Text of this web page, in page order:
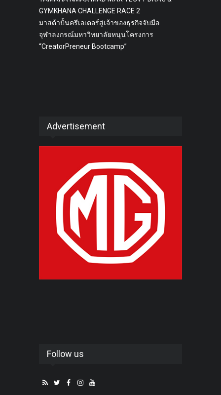
GYMKHANA CHALLENGE RACE 2
มาสด้าปั้นครีเอเตอร์สู่เจ้าของธุรกิจจับมือ
จุฬาลงกรณ์มหาวิทยาลัยหนุนโครงการ
“CreatorPreneur Bootcamp”
Advertisement
Follow us